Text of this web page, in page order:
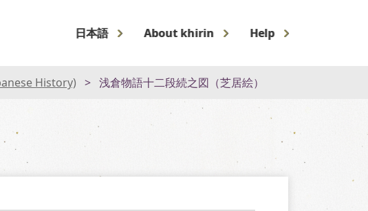
日本語 About khirin Help
History) 浅倉物語十二段続之図（芝居絵）